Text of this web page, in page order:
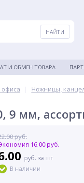
И ОБМЕН ТОВАРА
|
Ножницы,
9 мм,
руб.
16.00 руб.
руб. за шт
В наличии